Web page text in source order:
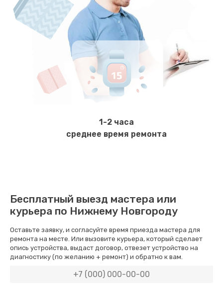
1-2 часа
среднее время ремонта
Бесплатный выезд мастера или
курьера по Нижнему Новгороду
Оставьте заявку, и согласуйте время приезда мастера для
ремонта на месте. Или вызовите курьера, который сделает
опись устройства, выдаст договор, отвезет устройство на
диагностику (по желанию + ремонт) и обратно к вам.